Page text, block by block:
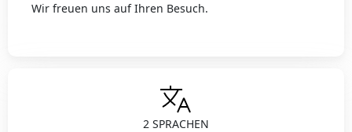
2 SPRACHEN
Wir freuen uns auf Ihren Besuch.